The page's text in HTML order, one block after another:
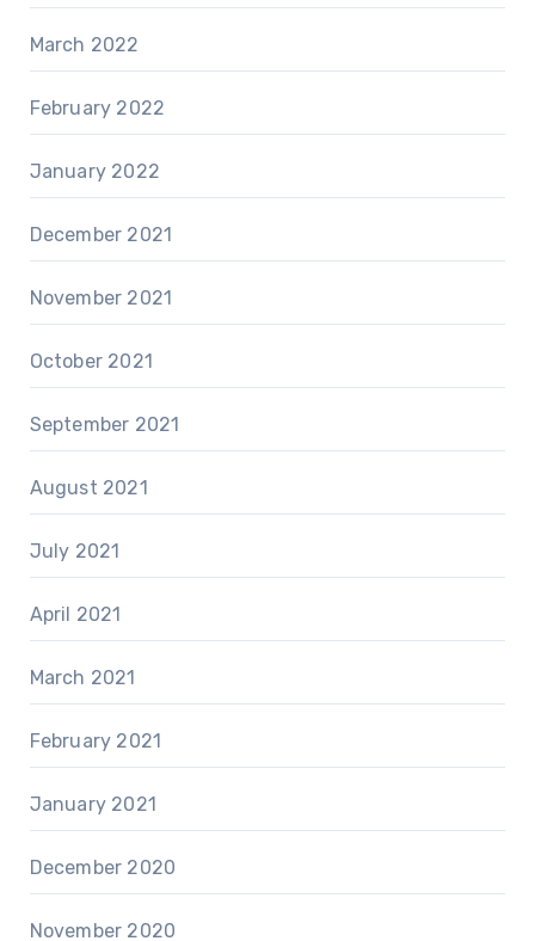
March 2022
February 2022
January 2022
December 2021
November 2021
October 2021
September 2021
August 2021
July 2021
April 2021
March 2021
February 2021
January 2021
December 2020
November 2020